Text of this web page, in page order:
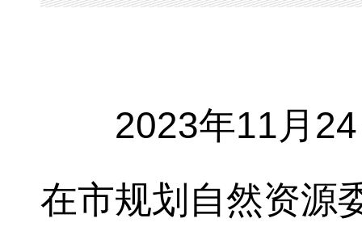
2023年11月
在市规划自然资源